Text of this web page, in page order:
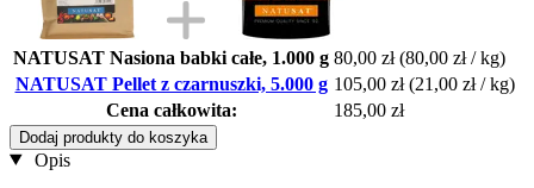
NATUSAT Nasiona babki całe, 1.000 g 80,00 zł (80,00 zł / kg)
NATUSAT Pellet z czarnuszki, 5.000 g 105,00 zł (21,00 zł / kg)
Cena całkowita:
185,00 zł
Dodaj produkty do koszyka
Opis